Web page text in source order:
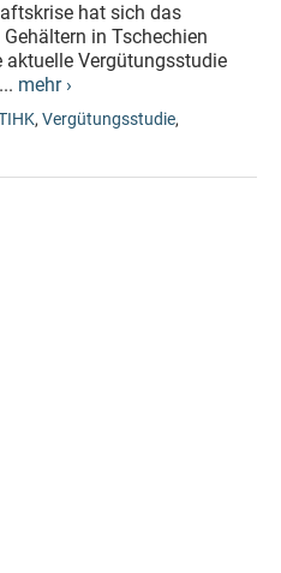
hat sich das
in Tschechien
Vergütungsstudie
mehr ›
, Vergütungsstudie,